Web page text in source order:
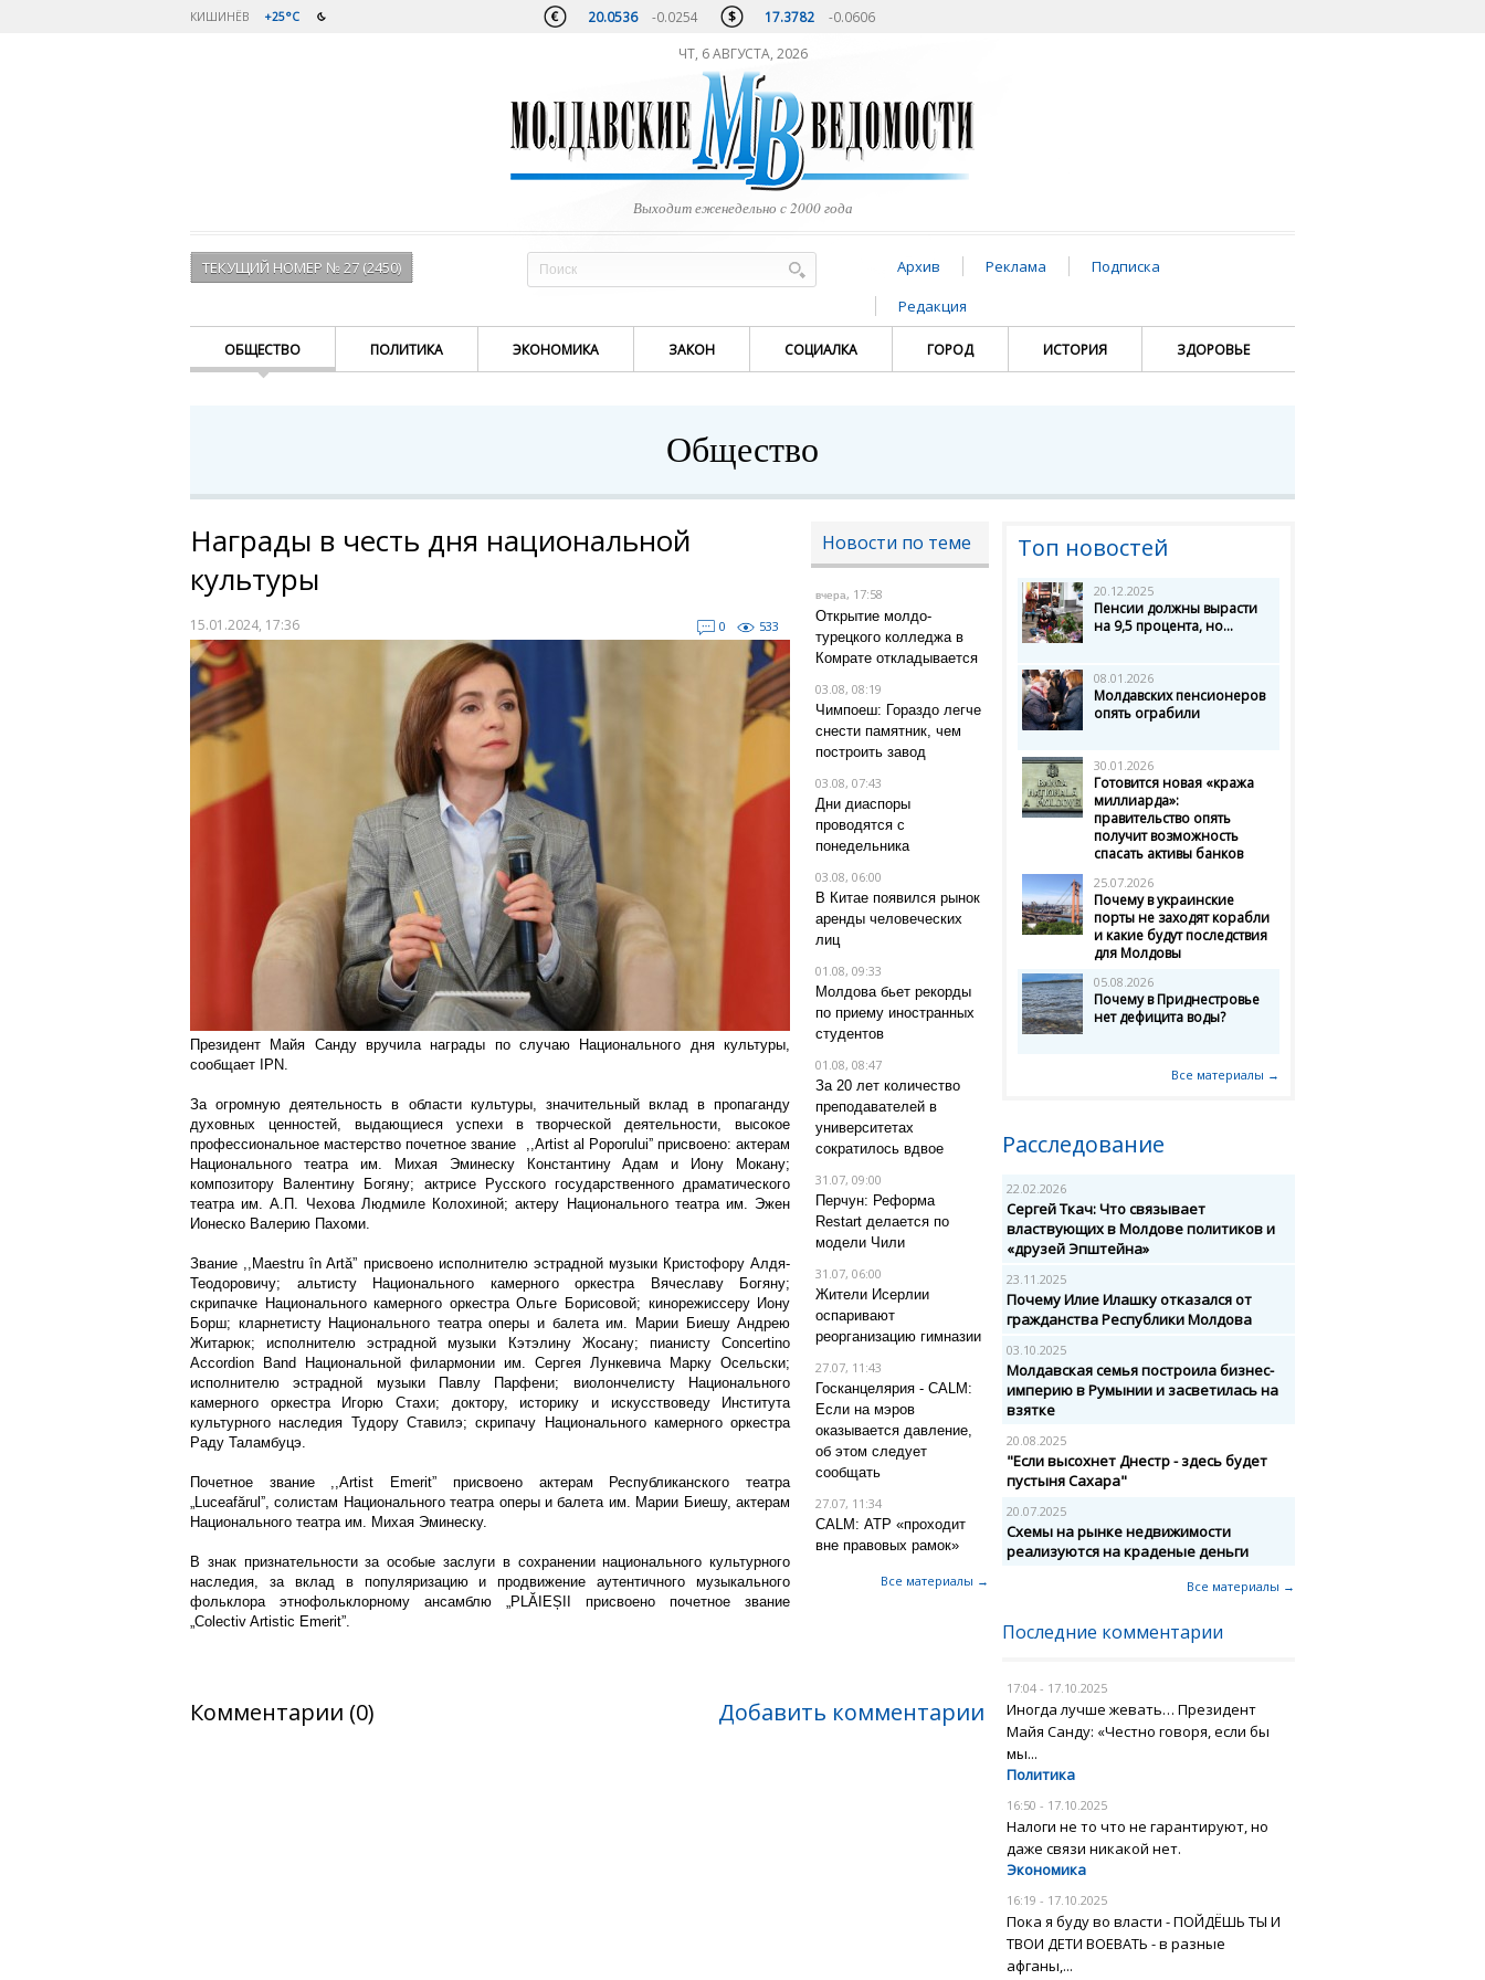
КИШИНЁВ +25°C 20.0536 -0.0254 17.3782 -0.0606
ЧТ, 6 АВГУСТА, 2026
Выходит еженедельно с 2000 года
ТЕКУЩИЙ НОМЕР № 27 (2450) Архив Реклама
Подписка
Редакция
ОБЩЕСТВО ПОЛИТИКА ЭКОНОМИКА ЗАКОН СОЦИАЛКА ГОРОД ИСТОРИЯ ЗДОРОВЬЕ
Общество
Награды в честь дня национальной
культуры
15.01.2024, 17:36 0 533
Президент Майя Санду вручила награды по случаю Национального дня культуры,
сообщает IPN.
За огромную деятельность в области культуры, значительный вклад в пропаганду
духовных ценностей, выдающиеся успехи в творческой деятельности, высокое
профессиональное мастерство почетное звание ,,Artist al Poporuluiˮ присвоено: актерам
Национального театра им. Михая Эминеску Константину Адам и Иону Мокану;
композитору Валентину Богяну; актрисе Русского государственного драматического
театра им. А.П. Чехова Людмиле Колохиной; актеру Национального театра им. Эжен
Ионеско Валерию Пахоми.
Звание ,,Maestru în Artă” присвоено исполнителю эстрадной музыки Кристофору Алдя-
Теодоровичу; альтисту Национального камерного оркестра Вячеславу Богяну;
скрипачке Национального камерного оркестра Ольге Борисовой; кинорежиссеру Иону
Борш; кларнетисту Национального театра оперы и балета им. Марии Биешу Андрею
Житарюк; исполнителю эстрадной музыки Кэтэлину Жосану; пианисту Concertino
Accordion Band Национальной филармонии им. Сергея Лункевича Марку Осельски;
исполнителю эстрадной музыки Павлу Парфени; виолончелисту Национального
камерного оркестра Игорю Стахи; доктору, историку и искусствоведу Института
культурного наследия Тудору Ставилэ; скрипачу Национального камерного оркестра
Раду Таламбуцэ.
Почетное звание ,,Artist Emerit” присвоено актерам Республиканского театра
„Luceafărulˮ, солистам Национального театра оперы и балета им. Марии Биешу, актерам
Национального театра им. Михая Эминеску.
В знак признательности за особые заслуги в сохранении национального культурного
наследия, за вклад в популяризацию и продвижение аутентичного музыкального
фольклора этнофольклорному ансамблю „PLĂIEȘII присвоено почетное звание
„Colectiv Artistic Emerit”.
Новости по теме
вчера, 17:58
Открытие молдо-
турецкого колледжа в
Комрате откладывается
03.08, 08:19
Чимпоеш: Гораздо легче
снести памятник, чем
построить завод
03.08, 07:43
Дни диаспоры
проводятся с
понедельника
03.08, 06:00
В Китае появился рынок
аренды человеческих
лиц
01.08, 09:33
Молдова бьет рекорды
по приему иностранных
студентов
01.08, 08:47
За 20 лет количество
преподавателей в
университетах
сократилось вдвое
31.07, 09:00
Перчун: Реформа
Restart делается по
модели Чили
31.07, 06:00
Жители Исерлии
оспаривают
реорганизацию гимназии
27.07, 11:43
Госканцелярия - CALM:
Если на мэров
оказывается давление,
об этом следует
сообщать
27.07, 11:34
CALM: АТР «проходит
вне правовых рамок»
Все материалы →
Комментарии (0) Добавить комментарии
Топ новостей
20.12.2025
Пенсии должны вырасти
на 9,5 процента, но...
08.01.2026
Молдавских пенсионеров
опять ограбили
30.01.2026
Готовится новая «кража
миллиарда»:
правительство опять
получит возможность
спасать активы банков
25.07.2026
Почему в украинские
порты не заходят корабли
и какие будут последствия
для Молдовы
05.08.2026
Почему в Приднестровье
нет дефицита воды?
Все материалы →
Расследование
22.02.2026
Сергей Ткач: Что связывает
властвующих в Молдове политиков и
«друзей Эпштейна»
23.11.2025
Почему Илие Илашку отказался от
гражданства Республики Молдова
03.10.2025
Молдавская семья построила бизнес-
империю в Румынии и засветилась на
взятке
20.08.2025
"Если высохнет Днестр - здесь будет
пустыня Сахара"
20.07.2025
Схемы на рынке недвижимости
реализуются на краденые деньги
Все материалы →
Последние комментарии
17:04 - 17.10.2025
Иногда лучше жевать… Президент
Майя Санду: «Честно говоря, если бы
мы...
Политика
16:50 - 17.10.2025
Налоги не то что не гарантируют, но
даже связи никакой нет.
Экономика
16:19 - 17.10.2025
Пока я буду во власти - ПОЙДЁШЬ ТЫ И
ТВОИ ДЕТИ ВОЕВАТЬ - в разные
афганы,...